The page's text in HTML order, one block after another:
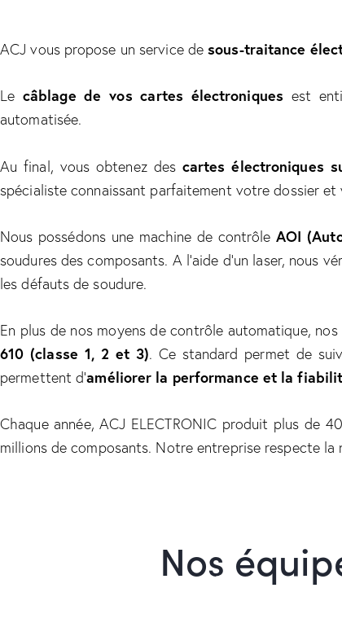
ACJ vous propose un service desous-traitance
Le câblage de vos cartes électroniques est
automatisée.
Au final, vous obtenez des cartes électroniques
spécialiste connaissant parfaitement votre dossier et
Nous possédons une machine de contrôle AOI
soudures des composants. A l’aide d’un laser, nous
les défauts de soudure.
En plus de nos moyens de contrôle automatique,
610 (classe 1, 2 et 3). Ce standard permet de
permettent d’améliorer la performance et la
Chaque année, ACJ ELECTRONIC produit plus de
millions de composants. Notre entreprise respecte
Nos